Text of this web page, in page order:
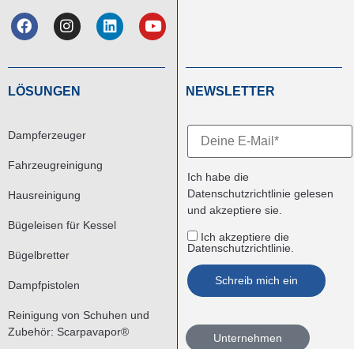
LÖSUNGEN
Dampferzeuger
Fahrzeugreinigung
Hausreinigung
Bügeleisen für Kessel
Bügelbretter
Dampfpistolen
Reinigung von Schuhen und
Zubehör: Scarpavapor®
NEWSLETTER
Ich habe die
Datenschutzrichtlinie gelesen
und akzeptiere sie.
Ich akzeptiere die
Datenschutzrichtlinie.
Unternehmen